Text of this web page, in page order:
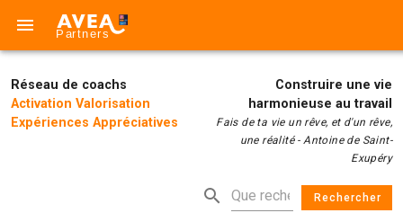
Réseau de coachs
Activation Valorisation
Expériences Appréciatives
Construire une vie
harmonieuse au travail
Fais de ta vie un rêve, et d'un rêve,
une réalité - Antoine de Saint-
Exupéry
Rechercher